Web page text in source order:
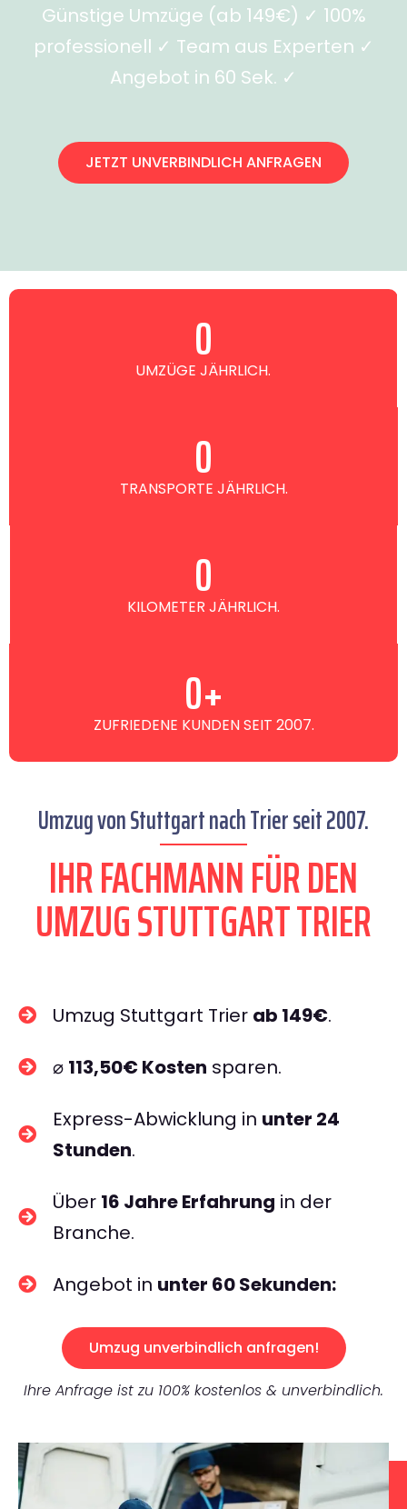
Günstige Umzüge (ab 149€) ✓ 100%
professionell ✓ Team aus Experten ✓
Angebot in 60 Sek. ✓
JETZT UNVERBINDLICH ANFRAGEN
UMZÜGE JÄHRLICH.
0
TRANSPORTE JÄHRLICH.
0
KILOMETER JÄHRLICH.
0
ZUFRIEDENE KUNDEN SEIT 2007.
0+
Umzug von Stuttgart nach Trier seit 2007.
IHR FACHMANN FÜR DEN
UMZUG STUTTGART TRIER
Umzug Stuttgart Trier ab 149€.
⌀ 113,50€ Kosten sparen.
Express-Abwicklung in unter 24
Stunden.
Über 16 Jahre Erfahrung in der
Branche.
Angebot in unter 60 Sekunden:
Umzug unverbindlich anfragen!
Ihre Anfrage ist zu 100% kostenlos & unverbindlich.